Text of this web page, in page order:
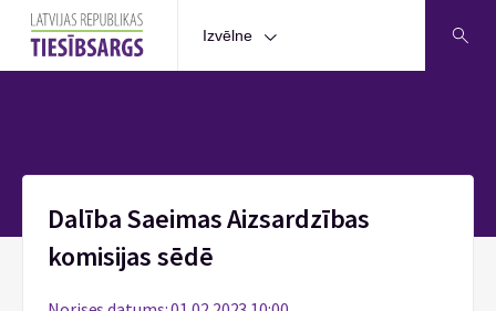
Izvēlne
Dalība Saeimas Aizsardzības
komisijas sēdē